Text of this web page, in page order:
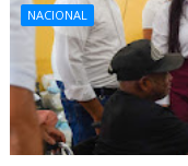
NACIONAL